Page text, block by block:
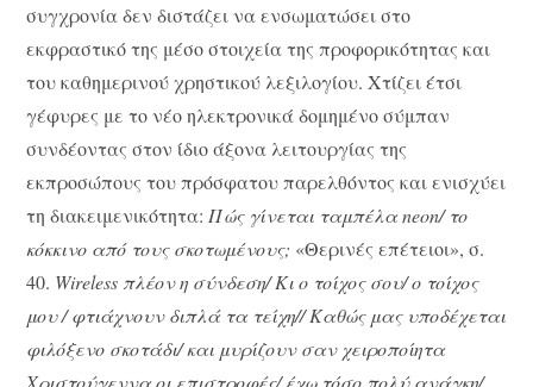
συγχρονία δεν διστάζει να ενσωματώσει στο
εκφραστικό της μέσο στοιχεία της προφορικότητας και
του καθημερινού χρηστικού λεξιλογίου. Χτίζει έτσι
γέφυρες με το νέο ηλεκτρονικά δομημένο σύμπαν
συνδέοντας στον ίδιο άξονα λειτουργίας της
εκπροσώπους του πρόσφατου παρελθόντος και ενισχύει
τη διακειμενικότητα: Πώς γίνεται ταμπέλα neon/ το
κόκκινο από τους σκοτωμένους; «Θερινές επέτειοι», σ.
40. Wireless πλέον η σύνδεση/ Κι ο τοίχος σου/ ο τοίχος
μου / φτιάχνουν διπλά τα τείχη// Καθώς μας υποδέχεται
φιλόξενο σκοτάδι/ και μυρίζουν σαν χειροποίητα
Χριστούγεννα οι επιστροφές/ έχω τόσο πολύ ανάγκη/